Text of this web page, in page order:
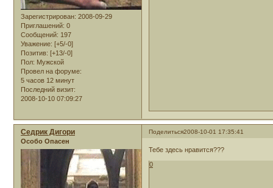
Зарегистрирован: 2008-09-29
Приглашений: 0
Сообщений: 197
Уважение: [+5/-0]
Позитив: [+13/-0]
Пол: Мужской
Провел на форуме:
5 часов 12 минут
Последний визит:
2008-10-10 07:09:27
Поделиться2008-10-01 17:35:41
Седрик Дигори
Особо Опасен
Тебе здесь нравится???
0